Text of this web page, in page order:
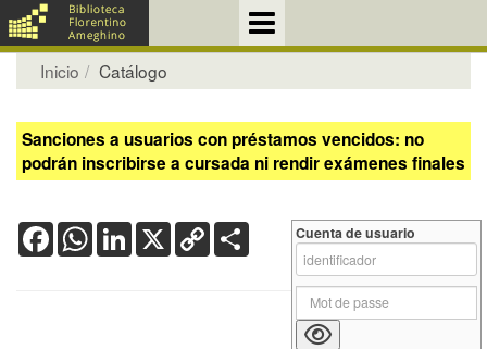
Inicio Catálogo
Sanciones a usuarios con préstamos vencidos: no
podrán inscribirse a cursada ni rendir exámenes finales
FacebookWhatsApp
LinkedIn
X Copy
Link
Cuenta de usuario